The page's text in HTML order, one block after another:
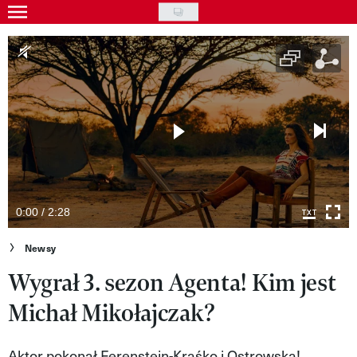
Skip
to
main
content
Gwiazdy
Ludzie
Moda
Uroda
Styl życia
Kultura
Wideo
Nasze akcje
VIVA!ART
0:00 / 2:28
Newsy
Wygrał 3. sezon Agenta! Kim jest
Michał Mikołajczak?